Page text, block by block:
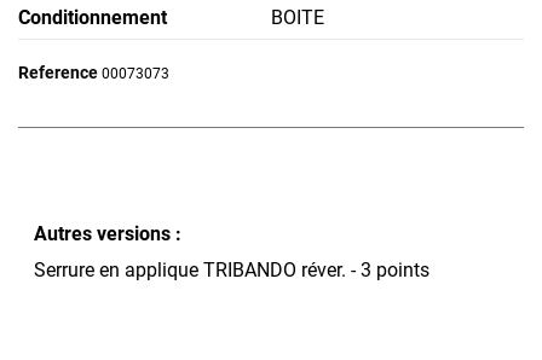
Conditionnement BOITE
Reference 00073073
Autres versions :
Serrure en applique TRIBANDO réver. - 3 points